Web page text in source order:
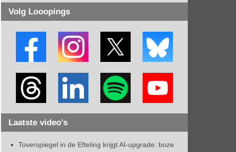
Volg Looopings
Laatste video's
Toverspiegel in de Efteling krijgt AI-upgrade: boze